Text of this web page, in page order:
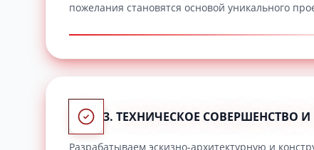
пожелания становятся основой уникального
3. ТЕХНИЧЕСКОЕ СОВЕРШЕНСТВО
Разрабатываем эскизно-архитектурную и